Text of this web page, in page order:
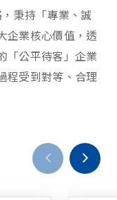
秉持「專業、誠
企業核心價值，透
「公平待客」企業
程受到對等、合理
prev next